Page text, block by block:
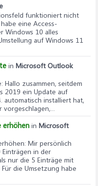
funktioniert nicht
eine Access-
Windows 10 alles
auf Windows 11
in Microsoft Outlook
: Hallo zusammen, seitdem
2019 ein Update auf
automatisch installiert hat,
erhöhen in Microsoft
: Mir persönlich
in der
nur die 5 Einträge mit
die Umsetzung habe